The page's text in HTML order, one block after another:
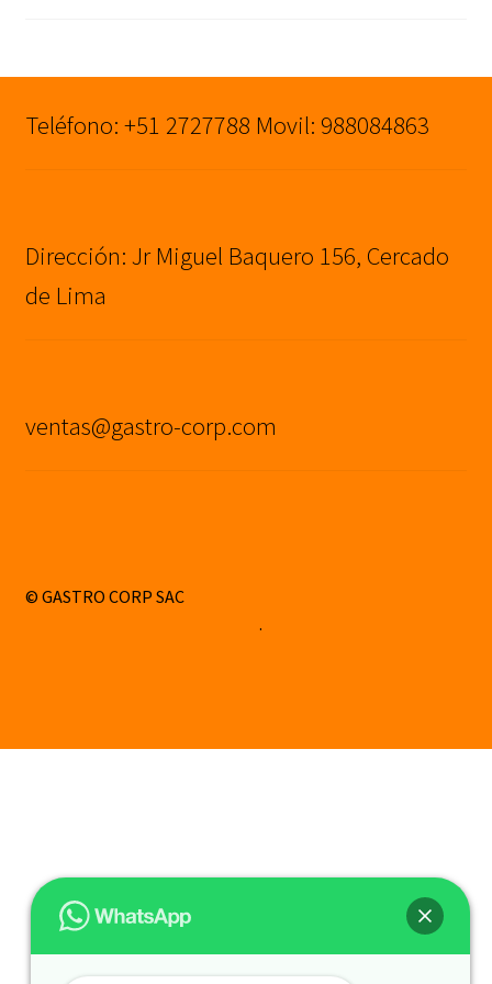
Teléfono: +51 2727788 Movil: 988084863
Dirección: Jr Miguel Baquero 156, Cercado
de Lima
ventas@gastro-corp.com
© GASTRO CORP SAC
.